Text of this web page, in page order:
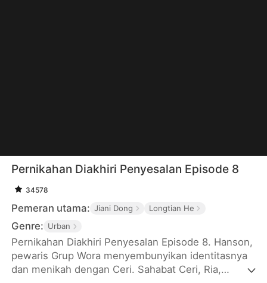
Pernikahan Diakhiri Penyesalan Episode 8
34578
Pemeran utama: Jiani Dong Longtian He
Genre: Urban
Pernikahan Diakhiri Penyesalan Episode 8. Hanson,
pewaris Grup Wora menyembunyikan identitasnya
dan menikah dengan Ceri. Sahabat Ceri, Ria,